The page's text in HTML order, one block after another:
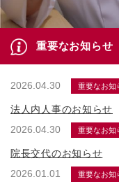
重要なお知らせ
2026.04.30 重要なお知
法人内人事のお知らせ
2026.04.30
重要なお知
院長交代のお知らせ
2026.01.01
重要なお知